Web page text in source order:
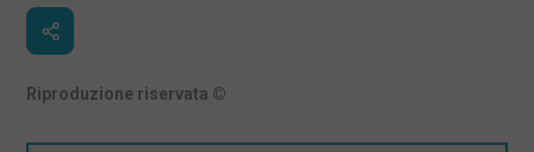
Riproduzione riservata ©